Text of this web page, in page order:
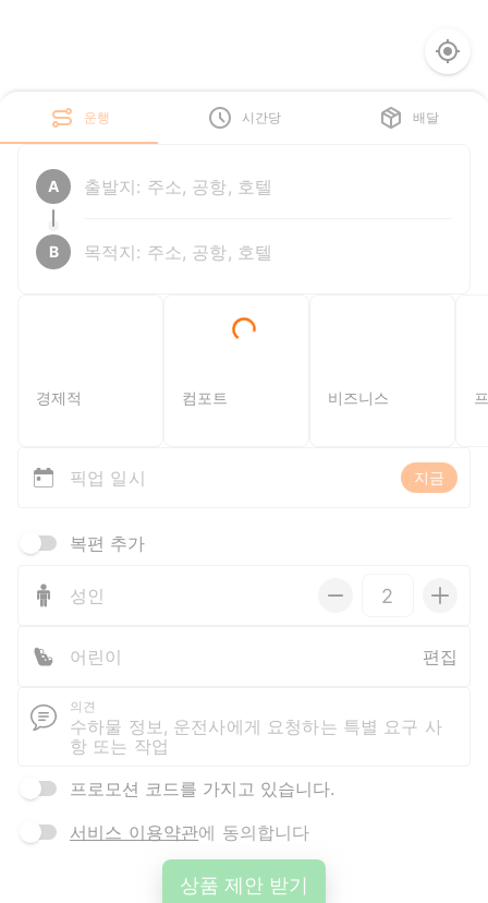
운행 시간당 배달
A
B
경제적 컴포트 비즈니스
픽업 일시 지금
복편 추가
성인
어린이 편집
의견
프로모션 코드를 가지고 있습니다.
서비스 이용약관에 동의합니다
상품 제안 받기